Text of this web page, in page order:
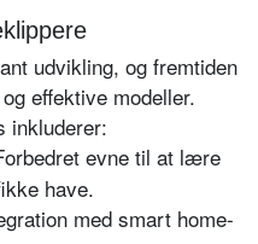
udvikling, og fremtiden
effektive modeller.
inkluderer:
evne til at lære
have.
med smart home-